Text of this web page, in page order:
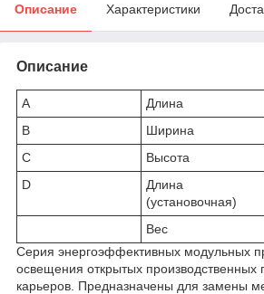
Описание Характеристики
Описание
A Длина
B
Ширина
C
Высота
D
Длина
(установочная)
Вес
Серия энергоэффективных модульных
освещения открытых производственных
карьеров. Предназначены для замены